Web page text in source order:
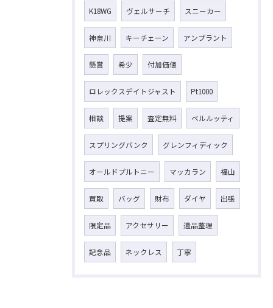
K18WG ヴェルサーチ スニーカー
神奈川 キーチェーン アンプラント
懸賞 希少 付加価値
ロレックスデイトジャスト Pt1000
相談 提案 査定無料 ベルルッティ
スプリングバンク グレンフィディック
オールドプルトニー マッカラン 福山
買取 バッグ 財布 ダイヤ 出張
限定品 アクセサリー 遺品整理
記念品 ネックレス 丁寧